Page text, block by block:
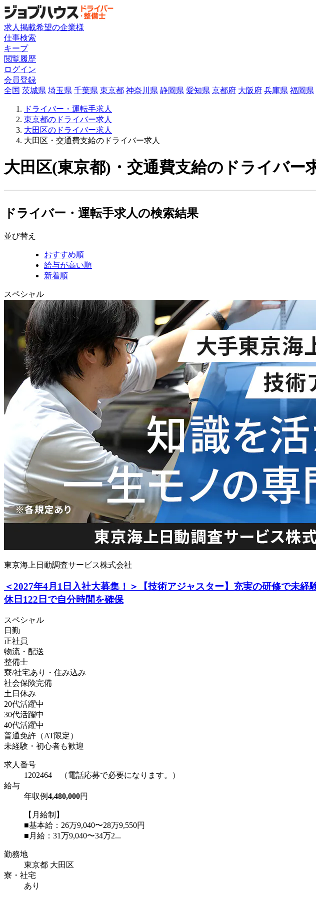
求人掲載希望の企業様
仕事検索
キープ
閲覧履歴
ログイン
会員登録
全国 茨城県 埼玉県 千葉県 東京都 神奈川県 静岡県 愛知県 京都府 大阪府 兵庫県 福岡県
ドライバー・運転手求人
東京都のドライバー求人
大田区のドライバー求人
大田区・交通費支給のドライバー求人
大田区(東京都)・交通費支給のドライバー
ドライバー・運転手求人の検索結果
並び替え
おすすめ順
給与が高い順
新着順
スペシャル
東京海上日動調査サービス株式会社
＜2027年4月1日入社大募集！＞【技術アジャスター】充実の研修で未
休日122日で自分時間を確保
スペシャル
日勤
正社員
物流・配送
整備士
寮/社宅あり・住み込み
社会保険完備
土日休み
20代活躍中
30代活躍中
40代活躍中
普通免許（AT限定）
未経験・初心者も歓迎
求人番号
1202464 （電話応募で必要になります。）
給与
年収例4,480,000円
【月給制】
■基本給：26万9,040〜28万9,550円
■月給：31万9,040〜34万2...
勤務地
東京都 大田区
寮・社宅
あり